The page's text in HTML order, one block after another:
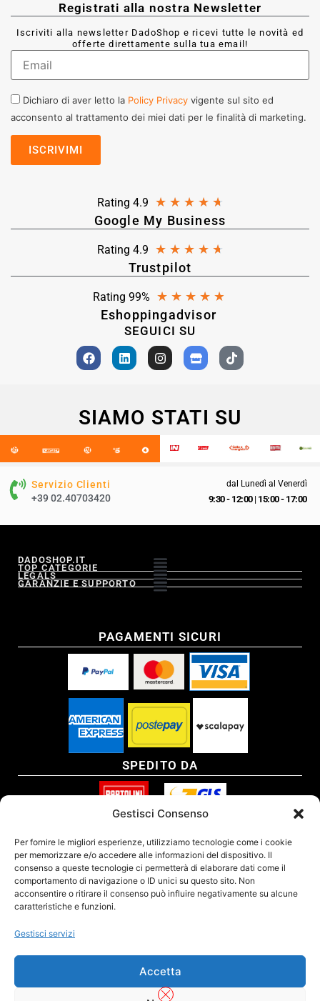
Gestisci Consenso
Per fornire le migliori esperienze, utilizziamo tecnologie come i cookie
per memorizzare e/o accedere alle informazioni del dispositivo. Il
consenso a queste tecnologie ci permetterà di elaborare dati come il
comportamento di navigazione o ID unici su questo sito. Non
acconsentire o ritirare il consenso può influire negativamente su alcune
caratteristiche e funzioni.
Gestisci servizi
Accetta
Registrati alla nostra Newsletter
Iscriviti alla newsletter DadoShop e ricevi tutte le novità ed
offerte direttamente sulla tua email!
Dichiaro di aver letto la Policy Privacy vigente sul sito ed
acconsento al trattamento dei miei dati per le finalità di marketing.
Rating 4.9 ★ ★ ★ ★ ★
Google My Business
Rating 4.9 ★ ★ ★ ★ ★
Trustpilot
Rating 99% ★ ★ ★ ★ ★
Eshoppingadvisor
SEGUICI SU
SIAMO STATI SU
Servizio Clienti
+39 02.40703420
dal Lunedì al Venerdì
9:30 - 12:00| 15:00 - 17:00
DADOSHOP.IT
TOP CATEGORIE
LEGALS
GARANZIE E SUPPORTO
PAGAMENTI SICURI
SPEDITO DA